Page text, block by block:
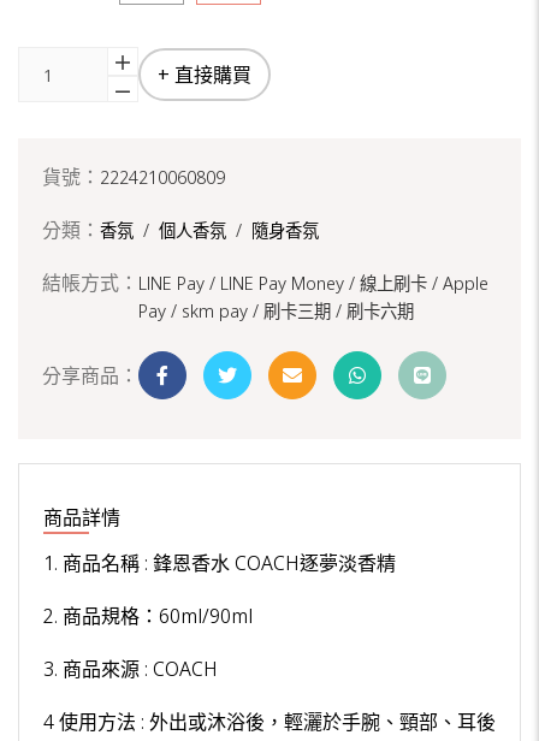
+ 直接購買
貨號： 2224210060809
分類： 香氛 / 個人香氛 / 隨身香氛
結帳方式： LINE Pay / LINE Pay Money / 線上刷卡 / Apple
Pay / skm pay / 刷卡三期 / 刷卡六期
分享商品：
商品詳情
1. 商品名稱 : 鋒恩香水 COACH逐夢淡香精
2. 商品規格：60ml/90ml
3. 商品來源 : COACH
4 使用方法 : 外出或沐浴後，輕灑於手腕、頸部、耳後